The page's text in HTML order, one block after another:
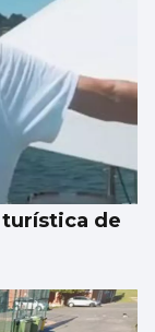
un
turística de